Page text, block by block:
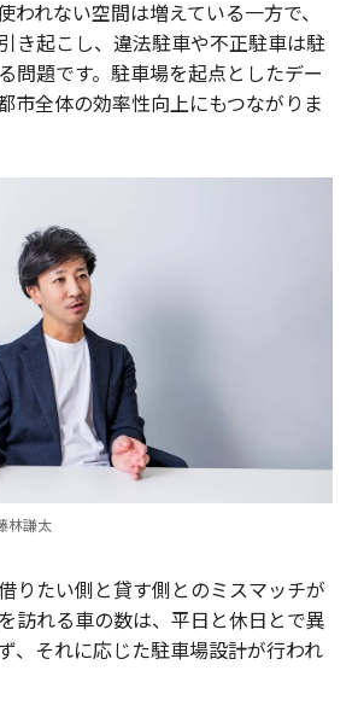
われない空間は増えている一方で、
き起こし、違法駐車や不正駐車は駐
問題です。駐車場を起点としたデー
市全体の効率性向上にもつながりま
林謙太
りたい側と貸す側とのミスマッチが
訪れる車の数は、平日と休日とで異
、それに応じた駐車場設計が行われ